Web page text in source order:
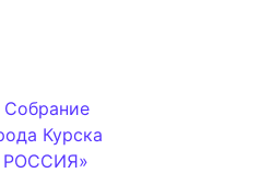
Собрание
Курска